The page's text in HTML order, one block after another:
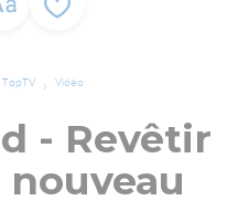
TopTV Vidéo
- Revêtir